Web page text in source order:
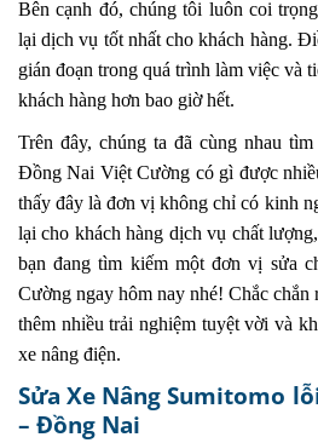
Bên cạnh đó, chúng tôi luôn coi
lại dịch vụ tốt nhất cho khách hàng.
gián đoạn trong quá trình làm việc và
khách hàng hơn bao giờ hết.
Trên đây, chúng ta đã cùng nhau
Đồng Nai Việt Cường có gì được
thấy đây là đơn vị không chỉ có kinh
lại cho khách hàng dịch vụ chất
bạn đang tìm kiếm một đơn vị sửa
Cường ngay hôm nay nhé! Chắc chắn
thêm nhiều trải nghiệm tuyệt vời và
xe nâng điện.
Sửa Xe Nâng Sumitomo
– Đồng Nai